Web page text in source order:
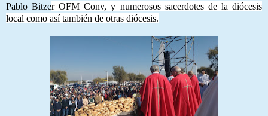
Pablo Bitzer OFM Conv, y numerosos sacerdotes de la diócesis
local como así también de otras diócesis.